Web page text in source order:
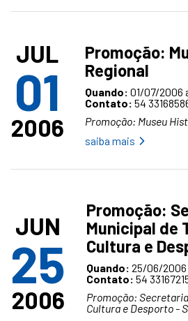
JUL
01
2006
Promoção:
Regional
Quando: 01/07/2006
Contato: 54
Promoção: Museu
saiba mais
JUN
25
2006
Promoção:
Municipal de
Cultura e
Quando: 25/06/
Contato: 54
Promoção:
Cultura e Desporto -